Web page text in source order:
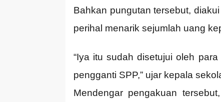
Bahkan pungutan tersebut,
perihal menarik sejumlah uang
“Iya itu sudah disetujui oleh
pengganti SPP,” ujar kepala
Mendengar pengakuan